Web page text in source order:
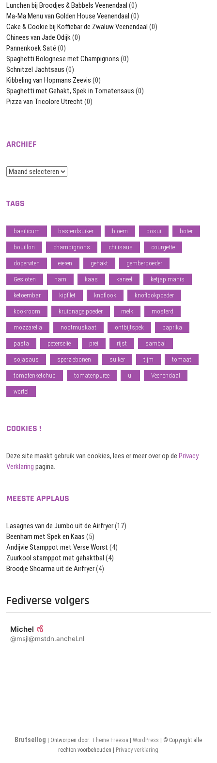
Lunchen bij Broodjes & Babbels Veenendaal (0)
Ma-Ma Menu van Golden House Veenendaal (0)
Cake & Cookie bij Koffiebar de Zwaluw Veenendaal (0)
Chinees van Jade Odijk(0)
Pannenkoek Saté (0)
Spaghetti Bolognese met Champignons (0)
Schnitzel Jachtsaus (0)
Kibbeling van Hopmans Zeevis (0)
Spaghetti met Gehakt, Spek in Tomatensaus (0)
Pizza van Tricolore Utrecht (0)
ARCHIEF
Archief
TAGS
basilicum basterdsuiker bloem bosui boter
bouillon champignons chilisaus courgette
doperwten eieren gehakt gemberpoeder
Gesloten ham kaas kaneel ketjap manis
ketoembar kipfilet knoflook knoflookpoeder
kookroom kruidnagelpoeder melk mosterd
mozzarella nootmuskaat ontbijtspek paprika
pasta peterselie prei rijst sambal
sojasaus sperziebonen suiker tijm tomaat
tomatenketchup tomatenpuree ui Veenendaal
wortel
COOKIES !
Deze site maakt gebruik van cookies, lees er meer over op dePrivacy
Verklaring pagina.
MEESTE APPLAUS
Lasagnes van de Jumbo uit de Airfryer(17)
Beenham met Spek en Kaas (5)
Andijvie Stamppot met Verse Worst (4)
Zuurkool stamppot met gehaktbal (4)
Broodje Shoarma uit de Airfryer(4)
Fediverse volgers
Michel
@msjl@mstdn.anchel.nl
Brutsellog | Ontworpen door: Theme Freesia |WordPress | © Copyright alle
rechten voorbehouden | Privacy verklaring